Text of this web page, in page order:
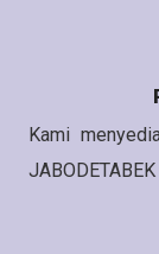
Kami
JABODETABEK